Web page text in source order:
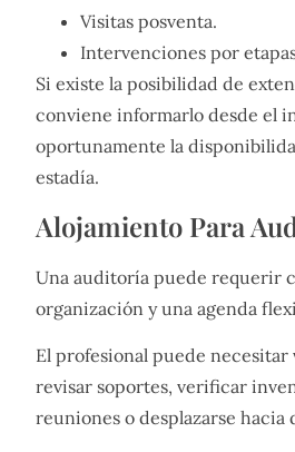
Visitas posventa.
Intervenciones por
Si existe la posibilidad de
conviene informarlo desde el
oportunamente la
estadía.
Alojamiento Para
Una auditoría puede requerir
organización y una agenda
El profesional puede necesitar
revisar soportes, verificar
reuniones o desplazarse hacia